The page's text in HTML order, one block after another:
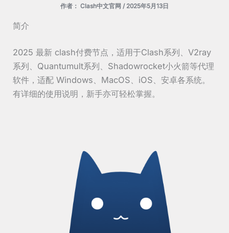
作者： Clash中文官网 / 2025年5月13日
简介
2025 最新 clash付费节点，适用于Clash系列、V2ray
系列、Quantumult系列、Shadowrocket小火箭等代理
软件，适配 Windows、MacOS、iOS、安卓各系统。
有详细的使用说明，新手亦可轻松掌握。